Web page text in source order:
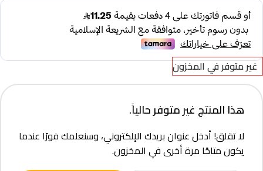
غير متوفر في المخزون
هذا المنتج غير متوفر حالياً.
لا تقلق! أدخل عنوان بريدك الإلكتروني، وسنعلمك فورًا عندما
يكون متاحًا مرة أخرى في المخزون.